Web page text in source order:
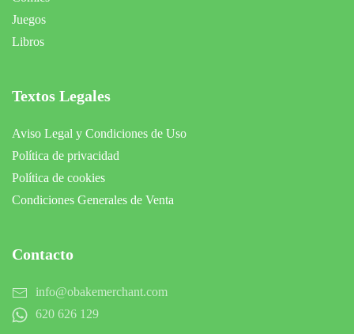
Juegos
Libros
Textos Legales
Aviso Legal y Condiciones de Uso
Política de privacidad
Política de cookies
Condiciones Generales de Venta
Contacto
info@obakemerchant.com
620 626 129